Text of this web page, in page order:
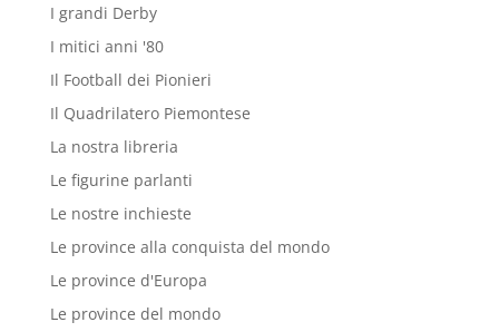
I grandi Derby
I mitici anni '80
Il Football dei Pionieri
Il Quadrilatero Piemontese
La nostra libreria
Le figurine parlanti
Le nostre inchieste
Le province alla conquista del mondo
Le province d'Europa
Le province del mondo